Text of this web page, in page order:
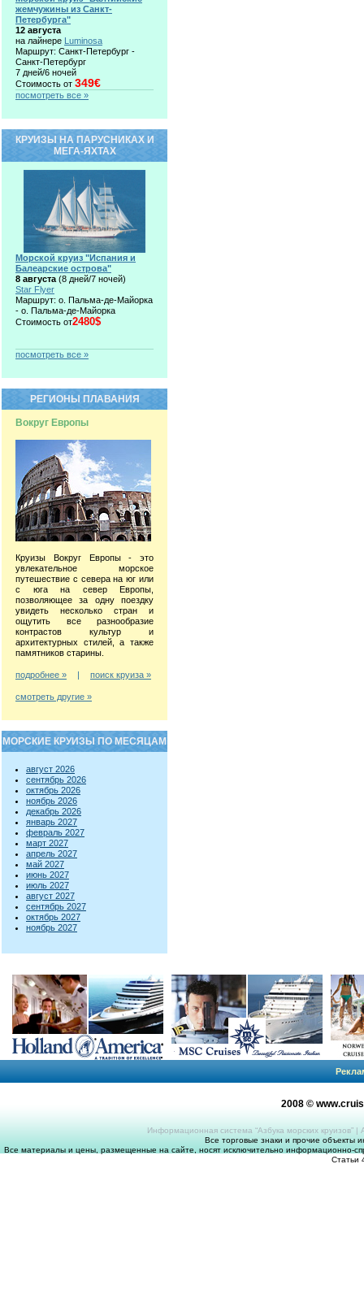
жемчужины из Санкт-
Петербурга"
12 августа
на лайнере Luminosa
Маршрут: Санкт-Петербург -
Санкт-Петербург
7 дней/6 ночей
Стоимость от 349€
посмотреть все »
КРУИЗЫ НА ПАРУСНИКАХ И
МЕГА-ЯХТАХ
Морской круиз "Испания и
Балеарские острова"
8 августа (8 дней/7 ночей)
Star Flyer
Маршрут: о. Пальма-де-Майорка
- о. Пальма-де-Майорка
Стоимость от2480$
посмотреть все »
РЕГИОНЫ ПЛАВАНИЯ
Вокруг Европы
Круизы Вокруг Европы - это
увлекательное морское
путешествие с севера на юг или
с юга на север Европы,
позволяющее за одну поездку
увидеть несколько стран и
ощутить все разнообразие
контрастов культур и
архитектурных стилей, а также
памятников старины.
подробнее » | поиск круиза »
смотреть другие »
МОРСКИЕ КРУИЗЫ ПО МЕСЯЦАМ
август 2026
сентябрь 2026
октябрь 2026
ноябрь 2026
декабрь 2026
январь 2027
февраль 2027
март 2027
апрель 2027
май 2027
июнь 2027
июль 2027
август 2027
сентябрь 2027
октябрь 2027
ноябрь 2027
2008 ©
Информационная система “Азбука морских круизов” |
Все торговые знаки и прочие объекты
Все материалы и цены, размещенные на сайте, носят исключительно информационно-
Статьи